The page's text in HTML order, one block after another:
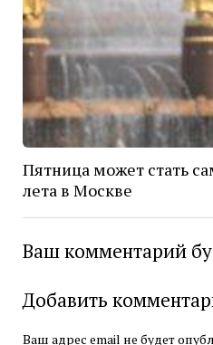
Пятница может стать
лета в Москве
Ваш комментарий
Добавить
Ваш адрес email не будет